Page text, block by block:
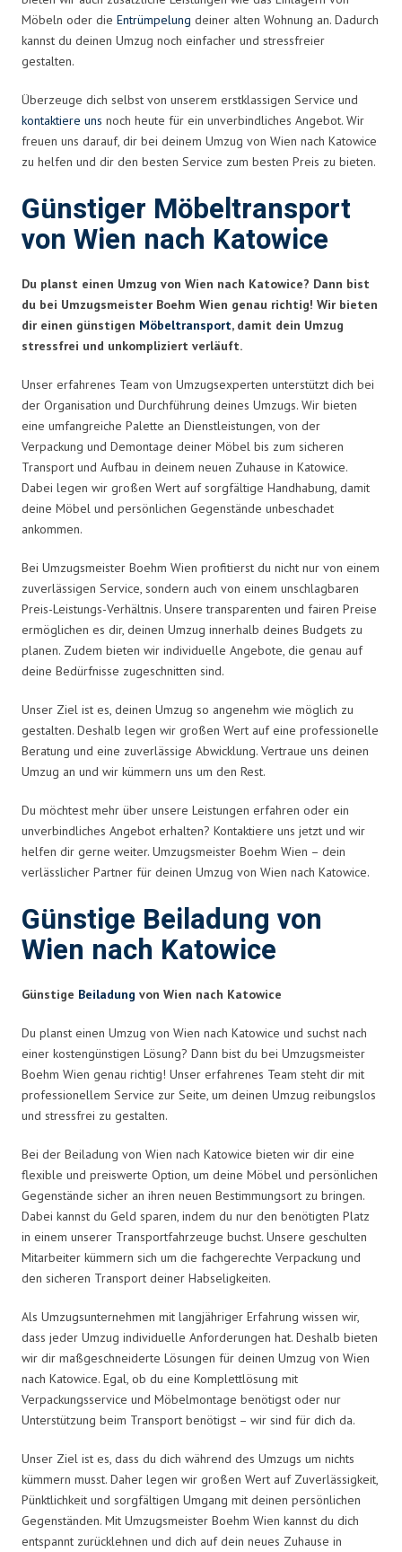
Möbeln oder die Entrümpelung deiner alten Wohnung an. Dadurch
kannst du deinen Umzug noch einfacher und stressfreier
gestalten.
Überzeuge dich selbst von unserem erstklassigen Service und
kontaktiere uns noch heute für ein unverbindliches Angebot. Wir
freuen uns darauf, dir bei deinem Umzug von Wien nach Katowice
zu helfen und dir den besten Service zum besten Preis zu bieten.
Günstiger Möbeltransport
von Wien nach Katowice
Du planst einen Umzug von Wien nach Katowice? Dann bist
du bei Umzugsmeister Boehm Wien genau richtig! Wir bieten
dir einen günstigen Möbeltransport, damit dein Umzug
stressfrei und unkompliziert verläuft.
Unser erfahrenes Team von Umzugsexperten unterstützt dich bei
der Organisation und Durchführung deines Umzugs. Wir bieten
eine umfangreiche Palette an Dienstleistungen, von der
Verpackung und Demontage deiner Möbel bis zum sicheren
Transport und Aufbau in deinem neuen Zuhause in Katowice.
Dabei legen wir großen Wert auf sorgfältige Handhabung, damit
deine Möbel und persönlichen Gegenstände unbeschadet
ankommen.
Bei Umzugsmeister Boehm Wien profitierst du nicht nur von einem
zuverlässigen Service, sondern auch von einem unschlagbaren
Preis-Leistungs-Verhältnis. Unsere transparenten und fairen Preise
ermöglichen es dir, deinen Umzug innerhalb deines Budgets zu
planen. Zudem bieten wir individuelle Angebote, die genau auf
deine Bedürfnisse zugeschnitten sind.
Unser Ziel ist es, deinen Umzug so angenehm wie möglich zu
gestalten. Deshalb legen wir großen Wert auf eine professionelle
Beratung und eine zuverlässige Abwicklung. Vertraue uns deinen
Umzug an und wir kümmern uns um den Rest.
Du möchtest mehr über unsere Leistungen erfahren oder ein
unverbindliches Angebot erhalten? Kontaktiere uns jetzt und wir
helfen dir gerne weiter. Umzugsmeister Boehm Wien – dein
verlässlicher Partner für deinen Umzug von Wien nach Katowice.
Günstige Beiladung von
Wien nach Katowice
Günstige Beiladung von Wien nach Katowice
Du planst einen Umzug von Wien nach Katowice und suchst nach
einer kostengünstigen Lösung? Dann bist du bei Umzugsmeister
Boehm Wien genau richtig! Unser erfahrenes Team steht dir mit
professionellem Service zur Seite, um deinen Umzug reibungslos
und stressfrei zu gestalten.
Bei der Beiladung von Wien nach Katowice bieten wir dir eine
flexible und preiswerte Option, um deine Möbel und persönlichen
Gegenstände sicher an ihren neuen Bestimmungsort zu bringen.
Dabei kannst du Geld sparen, indem du nur den benötigten Platz
in einem unserer Transportfahrzeuge buchst. Unsere geschulten
Mitarbeiter kümmern sich um die fachgerechte Verpackung und
den sicheren Transport deiner Habseligkeiten.
Als Umzugsunternehmen mit langjähriger Erfahrung wissen wir,
dass jeder Umzug individuelle Anforderungen hat. Deshalb bieten
wir dir maßgeschneiderte Lösungen für deinen Umzug von Wien
nach Katowice. Egal, ob du eine Komplettlösung mit
Verpackungsservice und Möbelmontage benötigst oder nur
Unterstützung beim Transport benötigst – wir sind für dich da.
Unser Ziel ist es, dass du dich während des Umzugs um nichts
kümmern musst. Daher legen wir großen Wert auf Zuverlässigkeit,
Pünktlichkeit und sorgfältigen Umgang mit deinen persönlichen
Gegenständen. Mit Umzugsmeister Boehm Wien kannst du dich
entspannt zurücklehnen und dich auf dein neues Zuhause in